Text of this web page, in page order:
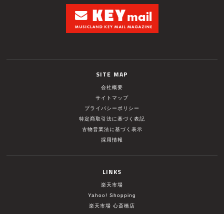
SITE MAP
会社概要
サイトマップ
プライバシーポリシー
特定商取引法に基づく表記
古物営業法に基づく表示
採用情報
LINKS
楽天市場
Yahoo! Shopping
楽天市場 心斎橋店